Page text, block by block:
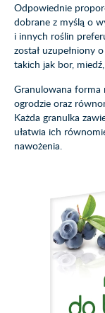
Odpowiednie
dobrane z myślą o
i innych roślin
został uzupełniony
takich jak bor,
Granulowana forma
ogrodzie oraz
Każda granulka
ułatwia ich
nawożenia.